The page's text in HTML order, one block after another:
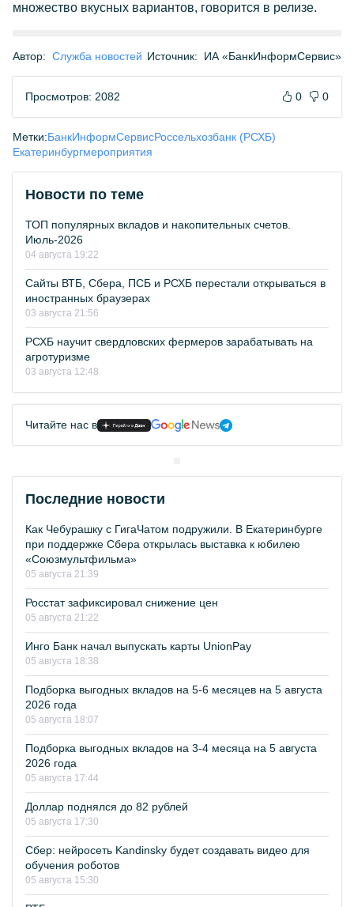
множество вкусных вариантов, говорится в релизе.
Автор: Служба новостей Источник: ИА «БанкИнформСервис»
Просмотров: 2082 0 0
Метки:БанкИнформСервисРоссельхозбанк (РСХБ)
Екатеринбургмероприятия
Новости по теме
ТОП популярных вкладов и накопительных счетов.
Июль-2026
04 августа 19:22
Сайты ВТБ, Сбера, ПСБ и РСХБ перестали открываться в
иностранных браузерах
03 августа 21:56
РСХБ научит свердловских фермеров зарабатывать на
агротуризме
03 августа 12:48
Читайте нас в
Последние новости
Как Чебурашку с ГигаЧатом подружили. В Екатеринбурге
при поддержке Сбера открылась выставка к юбилею
«Союзмультфильма»
05 августа 21:39
Росстат зафиксировал снижение цен
05 августа 21:22
Инго Банк начал выпускать карты UnionPay
05 августа 18:38
Подборка выгодных вкладов на 5-6 месяцев на 5 августа
2026 года
05 августа 18:07
Подборка выгодных вкладов на 3-4 месяца на 5 августа
2026 года
05 августа 17:44
Доллар поднялся до 82 рублей
05 августа 17:30
Сбер: нейросеть Kandinsky будет создавать видео для
обучения роботов
05 августа 15:30